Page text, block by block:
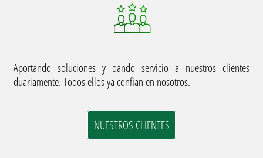
Aportando soluciones y dando servicio a nuestros clientes
duariamente. Todos ellos ya confian en nosotros.
NUESTROS CLIENTES